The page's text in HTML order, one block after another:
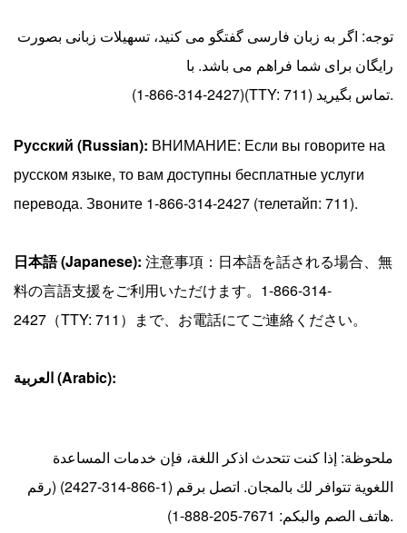
توجه: اگر به زبان فارسی گفتگو می کنید، تسهیلات زبانی بصورت
رایگان برای شما فراهم می باشد. با
(1-866-314-2427)(TTY: 711) تماس بگیرید.
Русский (Russian): ВНИМАНИЕ: Если вы говорите на
русском языке, то вам доступны бесплатные услуги
перевода. Звоните 1-866-314-2427 (телетайп: 711).
日本語 (Japanese): 注意事項：日本語を話される場合、無
料の言語支援をご利用いただけます。1-866-314-
2427（TTY: 711）まで、お電話にてご連絡ください。
العربية (Arabic):
ملحوظة: إذا كنت تتحدث اذكر اللغة، فإن خدمات المساعدة
اللغوية تتوافر لك بالمجان. اتصل برقم (1-866-314-2427) (رقم
هاتف الصم والبكم: 7671-205-888-1).